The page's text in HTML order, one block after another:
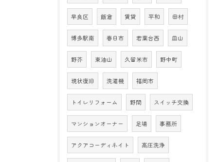
早良区 飯倉 賃貸 平和 田村
博多駅南 春日市 若葉台西 皿山
野芥 東油山 久留米市 野中町
現状復旧 洗濯機 福岡市
トイレリフォーム 野間 スイッチ交換
マンションオーナー 足場 事務所
アクアコーディネイト 高圧洗浄